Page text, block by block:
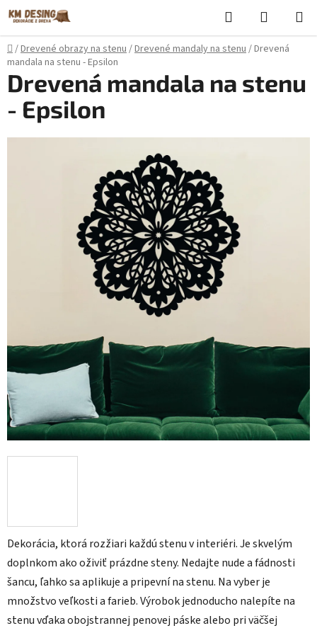
Prejsť
na
obsah
Hľadať
KOŠÍK
Domov
/Drevené obrazy na stenu/Drevené mandaly na stenu/Drevená
mandala na stenu - Epsilon
Dekorácia, ktorá rozžiari každú stenu v interiéri. Je skvelým
doplnkom ako oživiť prázdne steny. Nedajte nude a fádnosti
šancu, ľahko sa aplikuje a pripevní na stenu. Na vyber je
množstvo veľkosti a farieb. Výrobok jednoducho nalepíte na
stenu vďaka obojstrannej penovej páske alebo pri väčšej
Drevená mandala na stenu
- Epsilon